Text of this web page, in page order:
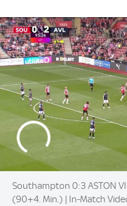
Southampton 0:3 ASTON
(90+4. Min.) | In-Match